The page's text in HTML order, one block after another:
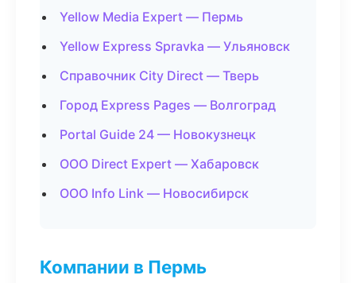
Yellow Media Expert — Пермь
Yellow Express Spravka — Ульяновск
Справочник City Direct — Тверь
Город Express Pages — Волгоград
Portal Guide 24 — Новокузнецк
ООО Direct Expert — Хабаровск
ООО Info Link — Новосибирск
Компании в Пермь